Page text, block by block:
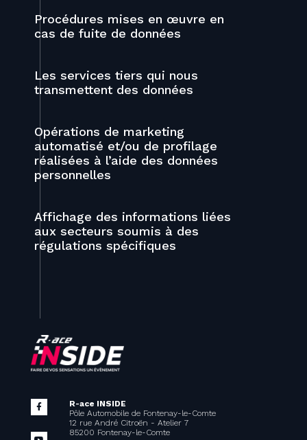
Procédures mises en œuvre en
cas de fuite de données
Les services tiers qui nous
transmettent des données
Opérations de marketing
automatisé et/ou de profilage
réalisées à l’aide des données
personnelles
Affichage des informations liées
aux secteurs soumis à des
régulations spécifiques
R-ace INSIDE
Pôle Automobile de Fontenay-le-Comte
12 rue André Citroën - Atelier 7
85200 Fontenay-le-Comte